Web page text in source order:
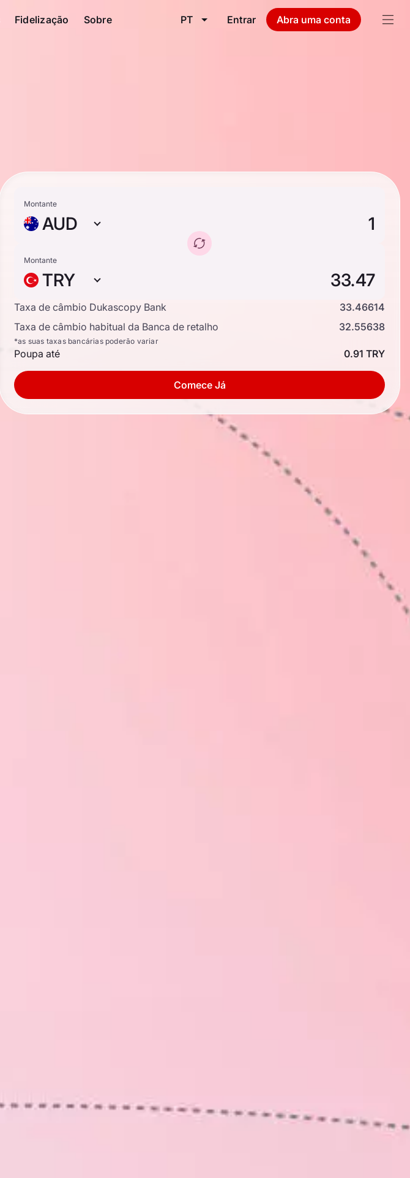
Fidelização Sobre PT Entrar Abra uma conta
Montante
AUD
Montante
TRY
Taxa de câmbio Dukascopy Bank
33.46614
Taxa de câmbio habitual da Banca de retalho
32.55638
*as suas taxas bancárias poderão variar
Poupa até 0.91 TRY
Comece Já